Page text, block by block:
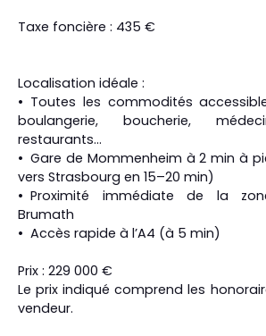
Taxe foncière : 435 €
Localisation idéale :
Toutes les commodités
boulangerie, boucherie,
restaurants…
Gare de Mommenheim à 2 min à
vers Strasbourg en 15–20 min)
Proximité immédiate de la
Brumath
Accès rapide à l’A4 (à 5 min)
Prix : 229 000 €
Le prix indiqué comprend les
vendeur.